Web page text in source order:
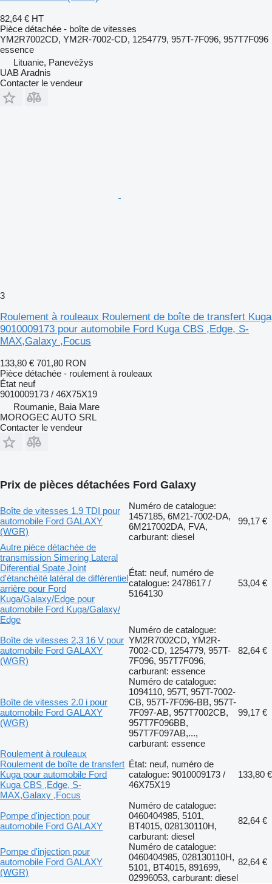
82,64 € HT
Pièce détachée - boîte de vitesses
YM2R7002CD, YM2R-7002-CD, 1254779, 957T-7F096, 957T7F096
essence
Lituanie, Panevėžys
UAB Aradnis
Contacter le vendeur
3
Roulement à rouleaux Roulement de boîte de transfert Kuga
9010009173 pour automobile Ford Kuga CBS ,Edge, S-
MAX,Galaxy ,Focus
133,80 € 701,80 RON
Pièce détachée - roulement à rouleaux
État neuf
9010009173 / 46X75X19
Roumanie, Baia Mare
MOROGEC AUTO SRL
Contacter le vendeur
Prix de pièces détachées Ford Galaxy
Boîte de vitesses 1.9 TDI pour
automobile Ford GALAXY
(WGR)
Numéro de catalogue:
1457185, 6M21-7002-DA,
6M217002DA, FVA,
carburant: diesel
99,17 €
Autre pièce détachée de
transmission Simering Lateral
Diferential Spate Joint
d'étanchéité latéral de différentiel
arrière pour Ford
Kuga/Galaxy/Edge pour
automobile Ford Kuga/Galaxy/
Edge
État: neuf, numéro de
catalogue: 2478617 /
5164130
53,04 €
Boîte de vitesses 2,3 16 V pour
automobile Ford GALAXY
(WGR)
Numéro de catalogue:
YM2R7002CD, YM2R-
7002-CD, 1254779, 957T-
7F096, 957T7F096,
carburant: essence
82,64 €
Boîte de vitesses 2.0 i pour
automobile Ford GALAXY
(WGR)
Numéro de catalogue:
1094110, 957T, 957T-7002-
CB, 957T-7F096-BB, 957T-
7F097-AB, 957T7002CB,
957T7F096BB,
957T7F097AB,...,
carburant: essence
99,17 €
Roulement à rouleaux
Roulement de boîte de transfert
Kuga pour automobile Ford
Kuga CBS ,Edge, S-
MAX,Galaxy ,Focus
État: neuf, numéro de
catalogue: 9010009173 /
46X75X19
133,80 €
Pompe d'injection pour
automobile Ford GALAXY
Numéro de catalogue:
0460404985, 5101,
BT4015, 028130110H,
carburant: diesel
82,64 €
Pompe d'injection pour
automobile Ford GALAXY
(WGR)
Numéro de catalogue:
0460404985, 028130110H,
5101, BT4015, 891699,
02996053, carburant: diesel
82,64 €